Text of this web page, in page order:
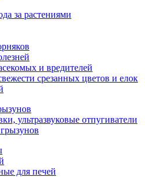
за растениями
и вредителей
срезанных цветов и елок
ультразвуковые отпугиватели
для печей